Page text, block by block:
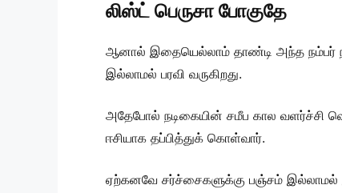
லிஸ்ட் பெருசா போகுதே
ஆனால் இதையெல்லாம் தாண்டி அந்த நம்பர்
இல்லாமல் பரவி வருகிறது.
அதேபோல் நடிகையின் சமீப கால வளர்ச்சி
ஈசியாக தப்பித்துக் கொள்வார்.
ஏற்கனவே சர்ச்சைகளுக்கு பஞ்சம் இல்லாமல்